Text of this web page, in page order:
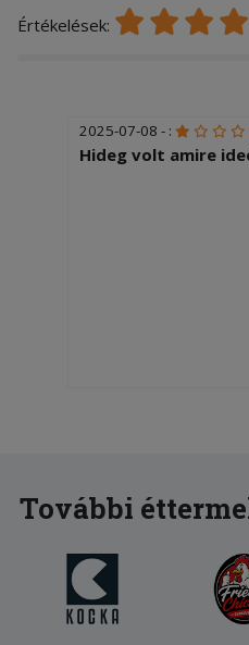
Értékelések:
2025-07-08 - :
Hideg volt amire
További